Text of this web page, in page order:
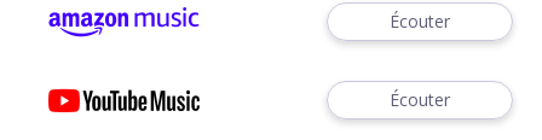
Écouter
Écouter